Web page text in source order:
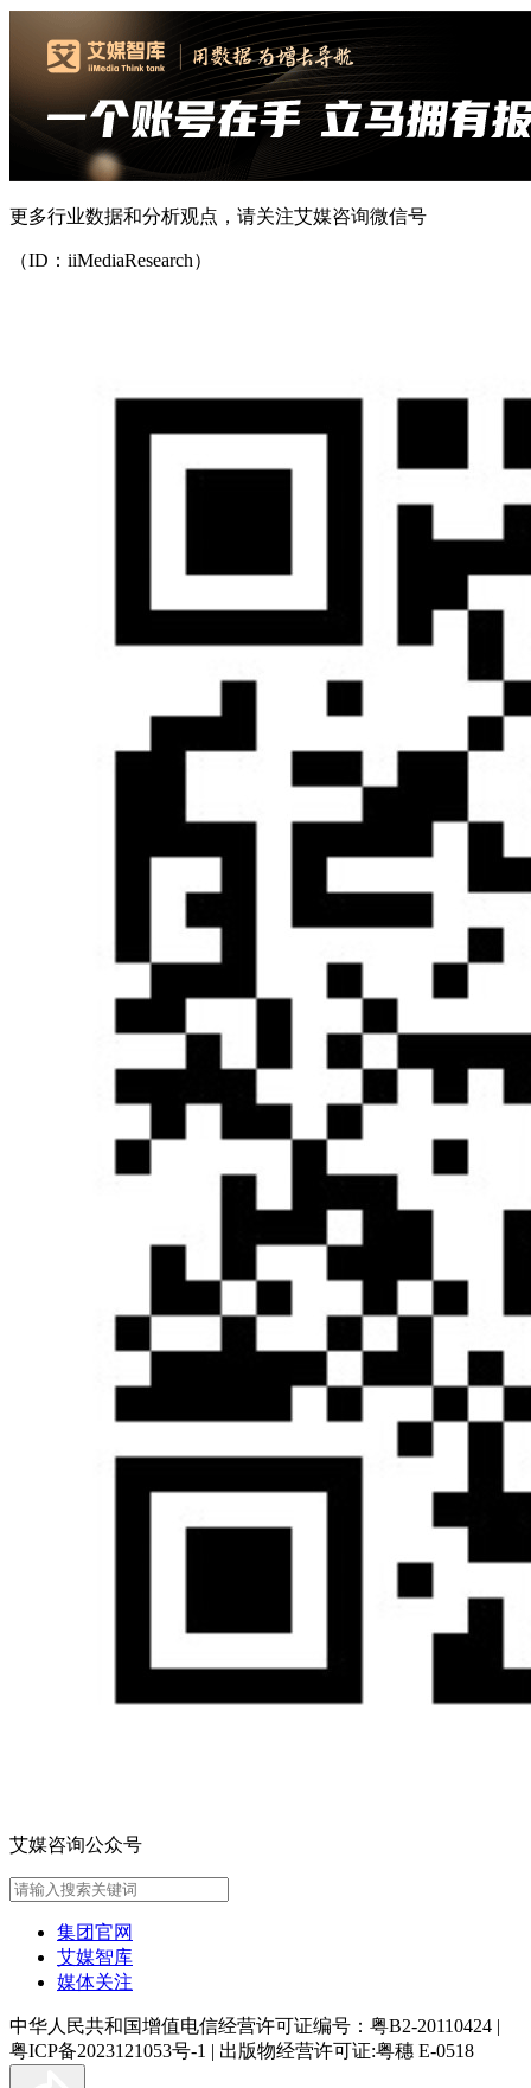
更多行业数据和分析观点，请关注艾媒咨询微信号
（ID：iiMediaResearch）
艾媒咨询公众号
集团官网
艾媒智库
媒体关注
中华人民共和国增值电信经营许可证编号：粤B2-20110424 |
粤ICP备2023121053号-1 | 出版物经营许可证:粤穗 E-0518